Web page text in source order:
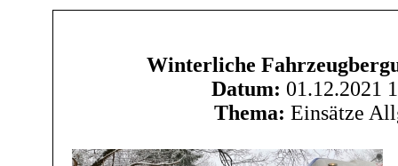
Winterliche
Datum: 01.12.2021
Thema: Einsätze